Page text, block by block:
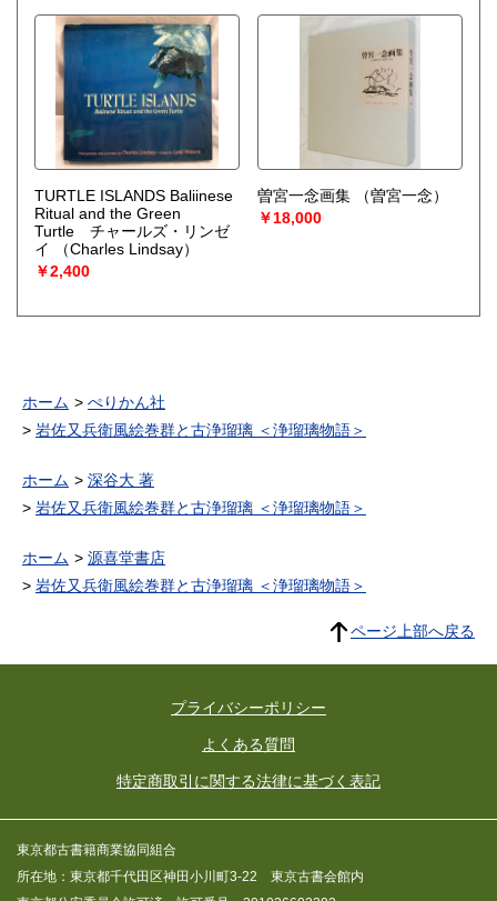
TURTLE ISLANDS Baliinese
Ritual and the Green
Turtle チャールズ・リンゼ
イ
（Charles Lindsay）
￥2,400
曽宮一念画集
（曽宮一念）
￥18,000
ホーム
ぺりかん社
岩佐又兵衛風絵巻群と古浄瑠璃 ＜浄瑠璃物語＞
ホーム
深谷大 著
岩佐又兵衛風絵巻群と古浄瑠璃 ＜浄瑠璃物語＞
ホーム
源喜堂書店
岩佐又兵衛風絵巻群と古浄瑠璃 ＜浄瑠璃物語＞
ページ上部へ戻る
プライバシーポリシー
よくある質問
特定商取引に関する法律に基づく表記
東京都古書籍商業協同組合
所在地：東京都千代田区神田小川町3-22 東京古書会館内